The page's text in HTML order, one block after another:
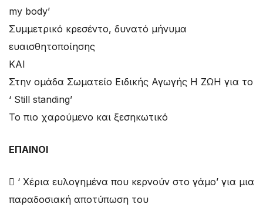
my body’
Συμμετρικό κρεσέντο, δυνατό μήνυμα
ευαισθητοποίησης
ΚΑΙ
Στην ομάδα Σωματείο Ειδικής Αγωγής H ΖΩΗ για το
‘ Still standing’
Το πιο χαρούμενο και ξεσηκωτικό
ΕΠΑΙΝΟΙ
 ‘ Χέρια ευλογημένα που κερνούν στο γάμο’ για μια
παραδοσιακή αποτύπωση του